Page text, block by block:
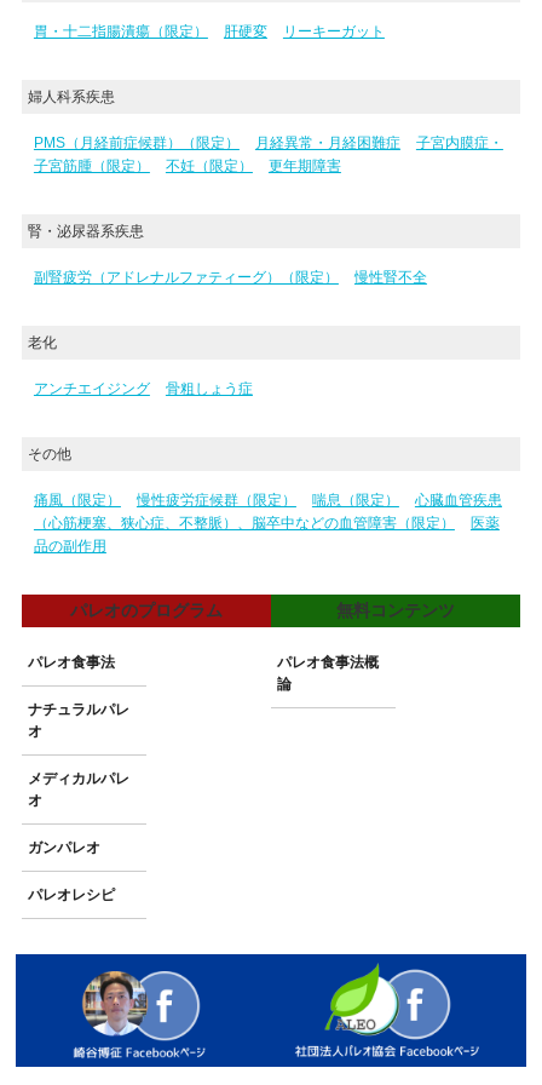
胃・十二指腸潰瘍（限定） 肝硬変 リーキーガット
婦人科系疾患
PMS（月経前症候群）（限定） 月経異常・月経困難症
子宮内膜症・
子宮筋腫（限定）
不妊（限定） 更年期障害
腎・泌尿器系疾患
副腎疲労（アドレナルファティーグ）（限定） 慢性腎不全
老化
アンチエイジング 骨粗しょう症
その他
痛風（限定） 慢性疲労症候群（限定） 喘息（限定）
心臓血管疾患
（心筋梗塞、狭心症、不整脈）、脳卒中などの血管障害（限定）
医薬
品の副作用
パレオのプログラム
パレオ食事法
ナチュラルパレ
オ
メディカルパレ
オ
ガンパレオ
パレオレシピ
無料コンテンツ
パレオ食事法概
論